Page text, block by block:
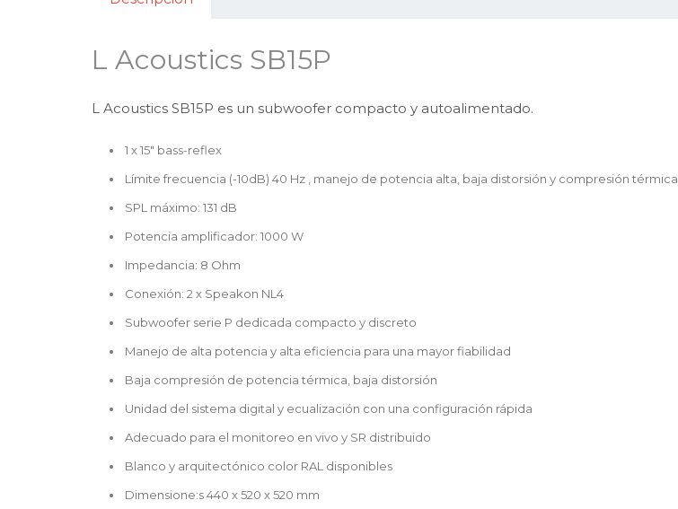
L Acoustics SB15P
L Acoustics SB15P es un subwoofer compacto y autoalimentado.
1 x 15″ bass-reflex
Límite frecuencia (-10dB) 40 Hz , manejo de potencia alta, baja distorsión y compresión térmica
SPL máximo: 131 dB
Potencia amplificador: 1000 W
Impedancia: 8 Ohm
Conexión: 2 x Speakon NL4
Subwoofer serie P dedicada compacto y discreto
Manejo de alta potencia y alta eficiencia para una mayor fiabilidad
Baja compresión de potencia térmica, baja distorsión
Unidad del sistema digital y ecualización con una configuración rápida
Adecuado para el monitoreo en vivo y SR distribuido
Blanco y arquitectónico color RAL disponibles
Dimensione:s 440 x 520 x 520 mm